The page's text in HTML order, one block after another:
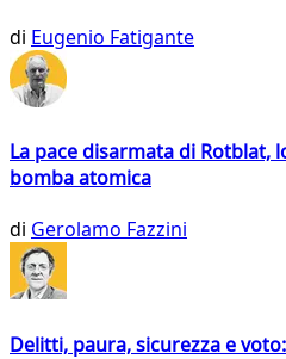
di Eugenio Fatigante
La pace disarmata di Rotblat,
bomba atomica
di Gerolamo Fazzini
Delitti, paura, sicurezza e